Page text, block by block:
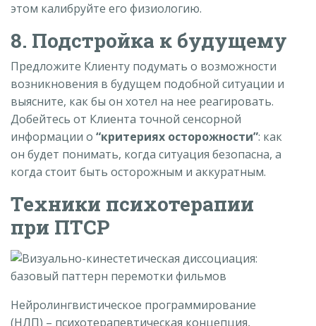
этом калибруйте его физиологию.
8. Подстройка к будущему
Предложите Клиенту подумать о возможности
возникновения в будущем подобной ситуации и
выясните, как бы он хотел на нее реагировать.
Добейтесь от Клиента точной сенсорной
информации о “критериях осторожности”: как
он будет понимать, когда ситуация безопасна, а
когда стоит быть осторожным и аккуратным.
Техники психотерапии
при ПТСР
Нейролингвистическое программирование
(НЛП) – психотерапевтическая концепция,